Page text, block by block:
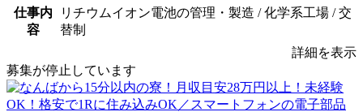
仕事内
容
リチウムイオン電池の管理・製造 / 化学系工場 / 交
替制
詳細を表示
募集が停止しています